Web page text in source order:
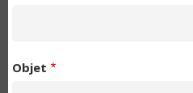
Objet